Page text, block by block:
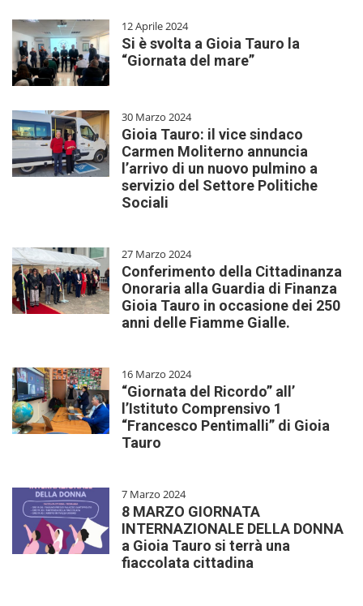
12 Aprile 2024
Si è svolta a Gioia Tauro la
“Giornata del mare”
30 Marzo 2024
Gioia Tauro: il vice sindaco
Carmen Moliterno annuncia
l’arrivo di un nuovo pulmino a
servizio del Settore Politiche
Sociali
27 Marzo 2024
Conferimento della Cittadinanza
Onoraria alla Guardia di Finanza
Gioia Tauro in occasione dei 250
anni delle Fiamme Gialle.
16 Marzo 2024
“Giornata del Ricordo” all’
l’Istituto Comprensivo 1
“Francesco Pentimalli” di Gioia
Tauro
7 Marzo 2024
8 MARZO GIORNATA
INTERNAZIONALE DELLA DONNA
a Gioia Tauro si terrà una
fiaccolata cittadina